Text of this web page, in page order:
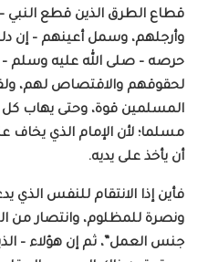
قطاع الطرق الذين قطع النبي
وأرجلهم، وسمل أعينهم – إن
حرصه – صلى الله عليه وسلم –
لحقوقهم والاقتصاص لهم،
المسلمين قوة، وحتى يهاب
مسلما؛ لأن الإمام الذي يخاف
أن يأخذ على يديه.
فأين إذا الانتقام للنفس الذي
ونصرة للمظلوم، وانتصار من
جنس العمل”، ثم إن هؤلاء –